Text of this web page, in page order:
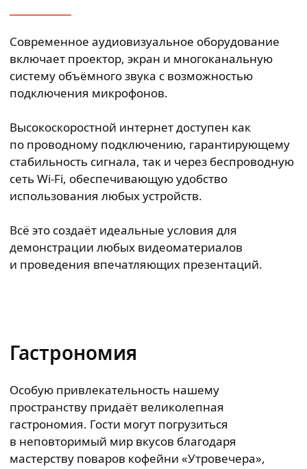
Современное аудиовизуальное оборудование
включает проектор, экран и многоканальную
систему объёмного звука с возможностью
подключения микрофонов.
Высокоскоростной интернет доступен как
по проводному подключению, гарантирующему
стабильность сигнала, так и через беспроводную
сеть Wi-Fi, обеспечивающую удобство
использования любых устройств.
Всё это создаёт идеальные условия для
демонстрации любых видеоматериалов
и проведения впечатляющих презентаций.
Гастрономия
Особую привлекательность нашему
пространству придаёт великолепная
гастрономия. Гости могут погрузиться
в неповторимый мир вкусов благодаря
мастерству поваров кофейни «Утровечера»,